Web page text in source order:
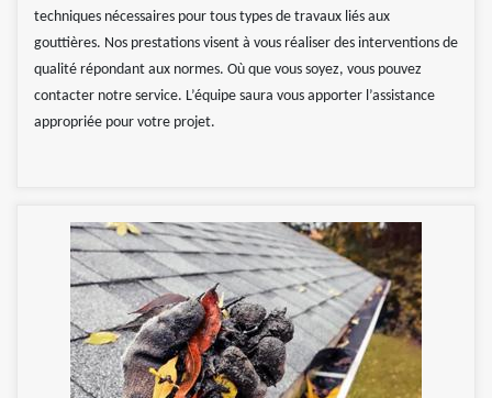
techniques nécessaires pour tous types de travaux liés aux
gouttières. Nos prestations visent à vous réaliser des interventions de
qualité répondant aux normes. Où que vous soyez, vous pouvez
contacter notre service. L’équipe saura vous apporter l’assistance
appropriée pour votre projet.